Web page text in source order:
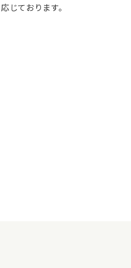
じております。